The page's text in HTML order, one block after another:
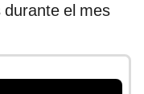
el mes